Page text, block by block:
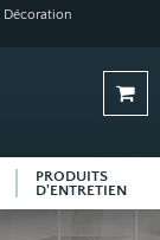
Décoration
PRODUITS
D'ENTRETIEN